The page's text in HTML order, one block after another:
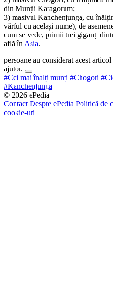
din Munții Karagorum;
3) masivul Kanchenjunga, cu
vârful cu același nume), de
cum se vede, primii trei giganți
află în Asia.
persoane au considerat acest
ajutor.
#Cei mai înalți munți #Chogori
#Kanchenjunga
© 2026 ePedia
Contact Despre ePedia Politică de
cookie-uri